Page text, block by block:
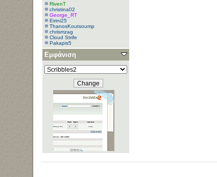
RivenT
christina02
George_RT
Eirini25
ThanosKoutsoump
chrismzag
Cloud Strife
Pakapis5
Εμφάνιση